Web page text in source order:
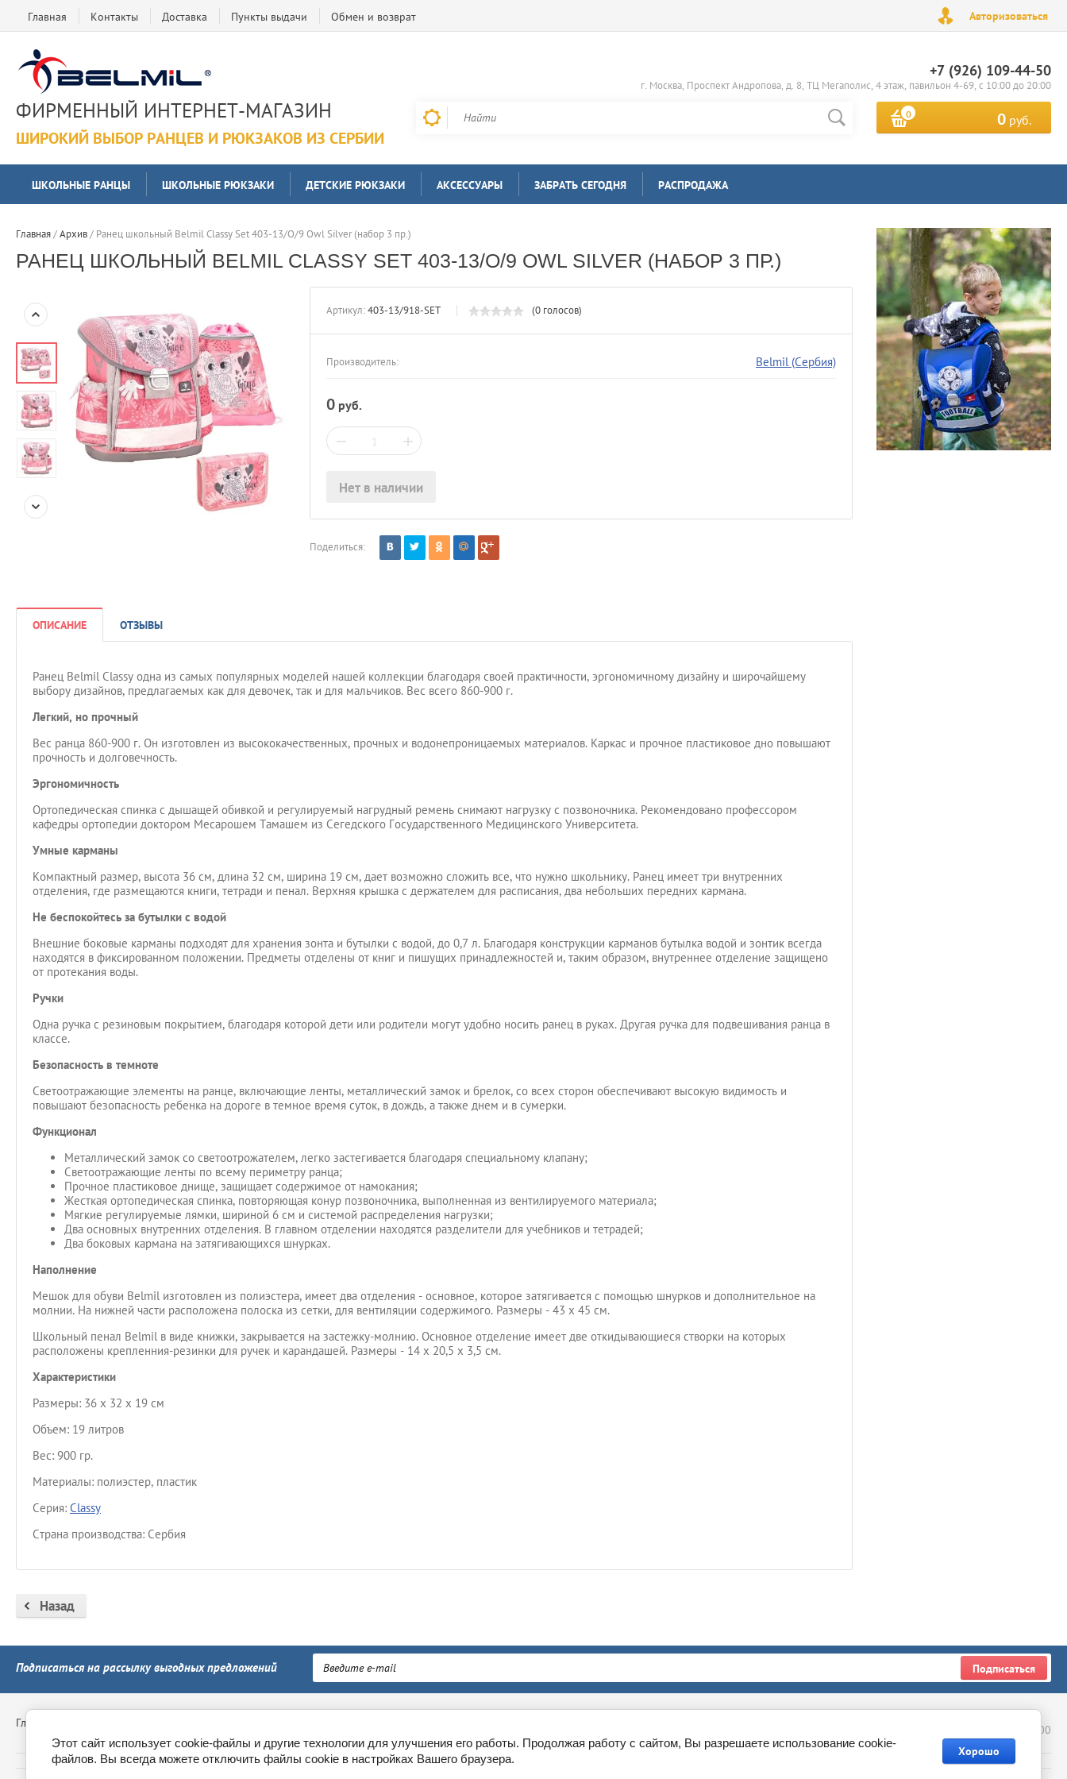
Главная Контакты Доставка Пункты выдачи Обмен и возврат Авторизоваться
ФИРМЕННЫЙ ИНТЕРНЕТ-МАГАЗИН
ШИРОКИЙ ВЫБОР РАНЦЕВ И РЮКЗАКОВ ИЗ СЕРБИИ
+7 (926) 109-44-50
г. Москва, Проспект Андропова, д. 8, ТЦ Мегаполис, 4 этаж, павильон 4-69, с 10:00 до 20:00
0 0 руб.
ШКОЛЬНЫЕ РАНЦЫ ШКОЛЬНЫЕ РЮКЗАКИ ДЕТСКИЕ РЮКЗАКИ АКСЕССУАРЫ ЗАБРАТЬ СЕГОДНЯ РАСПРОДАЖА
Главная / Архив / Ранец школьный Belmil Classy Set 403-13/O/9 Owl Silver (набор 3 пр.)
РАНЕЦ ШКОЛЬНЫЙ BELMIL CLASSY SET 403-13/O/9 OWL SILVER (НАБОР 3 ПР.)
Артикул:403-13/918-SET (0 голосов)
Производитель: Belmil (Сербия)
0 руб.
− +
Нет в наличии
Поделиться:
ОПИСАНИЕ ОТЗЫВЫ
Ранец Belmil Classy одна из самых популярных моделей нашей коллекции благодаря своей практичности, эргономичному дизайну и широчайшему
выбору дизайнов, предлагаемых как для девочек, так и для мальчиков. Вес всего 860-900 г.
Легкий, но прочный
Вес ранца 860-900 г. Он изготовлен из высококачественных, прочных и водонепроницаемых материалов. Каркас и прочное пластиковое дно повышают
прочность и долговечность.
Эргономичность
Ортопедическая спинка с дышащей обивкой и регулируемый нагрудный ремень снимают нагрузку с позвоночника. Рекомендовано профессором
кафедры ортопедии доктором Месарошем Тамашем из Сегедского Государственного Медицинского Университета.
Умные карманы
Компактный размер, высота 36 см, длина 32 см, ширина 19 см, дает возможно сложить все, что нужно школьнику. Ранец имеет три внутренних
отделения, где размещаются книги, тетради и пенал. Верхняя крышка с держателем для расписания, два небольших передних кармана.
Не беспокойтесь за бутылки с водой
Внешние боковые карманы подходят для хранения зонта и бутылки с водой, до 0,7 л. Благодаря конструкции карманов бутылка водой и зонтик всегда
находятся в фиксированном положении. Предметы отделены от книг и пишущих принадлежностей и, таким образом, внутреннее отделение защищено
от протекания воды.
Ручки
Одна ручка с резиновым покрытием, благодаря которой дети или родители могут удобно носить ранец в руках. Другая ручка для подвешивания ранца в
классе.
Безопасность в темноте
Светоотражающие элементы на ранце, включающие ленты, металлический замок и брелок, со всех сторон обеспечивают высокую видимость и
повышают безопасность ребенка на дороге в темное время суток, в дождь, а также днем и в сумерки.
Функционал
Металлический замок со светоотрожателем, легко застегивается благодаря специальному клапану;
Светоотражающие ленты по всему периметру ранца;
Прочное пластиковое днище, защищает содержимое от намокания;
Жесткая ортопедическая спинка, повторяющая конур позвоночника, выполненная из вентилируемого материала;
Мягкие регулируемые лямки, шириной 6 см и системой распределения нагрузки;
Два основных внутренних отделения. В главном отделении находятся разделители для учебников и тетрадей;
Два боковых кармана на затягивающихся шнурках.
Наполнение
Мешок для обуви Belmil изготовлен из полиэстера, имеет два отделения - основное, которое затягивается с помощью шнурков и дополнительное на
молнии. На нижней части расположена полоска из сетки, для вентиляции содержимого. Размеры - 43 x 45 см.
Школьный пенал Belmil в виде книжки, закрывается на застежку-молнию. Основное отделение имеет две откидывающиеся створки на которых
расположены крепленния-резинки для ручек и карандашей. Размеры - 14 x 20,5 x 3,5 см.
Характеристики
Размеры: 36 x 32 x 19 см
Объем: 19 литров
Вес: 900 гр.
Материалы: полиэстер, пластик
Серия: Classy
Страна производства: Сербия
Назад
Подписаться на рассылку выгодных предложений Подписаться
Главная +7 (926) 109-44-50
г. Москва, Проспект Андропова, д. 8, ТЦ Мегаполис, 4 этаж, павильон 4-69, с 10:00 до 20:00
Этот сайт использует cookie-файлы и другие технологии для улучшения его работы. Продолжая работу с сайтом, Вы разрешаете использование cookie-
файлов. Вы всегда можете отключить файлы cookie в настройках Вашего браузера.
Хорошо